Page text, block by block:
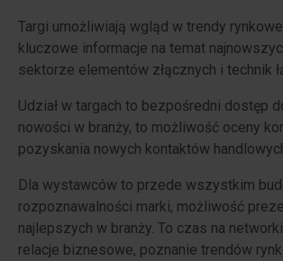
Targi umożliwiają wgląd w trendy
kluczowe informacje na temat
sektorze elementów złącznych i technik
Udział w targach to bezpośredni dostęp
nowości w branży, to możliwość oceny
pozyskania nowych kontaktów
Dla wystawców to przede wszystkim
rozpoznawalności marki, możliwość
najlepszych w branży. To czas na
relacje biznesowe, poznanie trendów